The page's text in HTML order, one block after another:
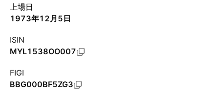
上場日
1973年12月5日
ISIN
MYL1538OO007
FIGI
BBG000BF5ZG3